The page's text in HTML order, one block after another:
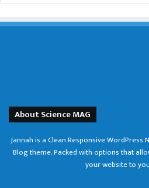
About Science MAG
Jannah is a Clean Responsive WordPress
Blog theme. Packed with options that
your website to